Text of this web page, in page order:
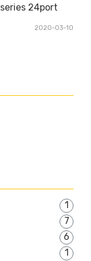
24port
2020-03-10
1
7
6
1